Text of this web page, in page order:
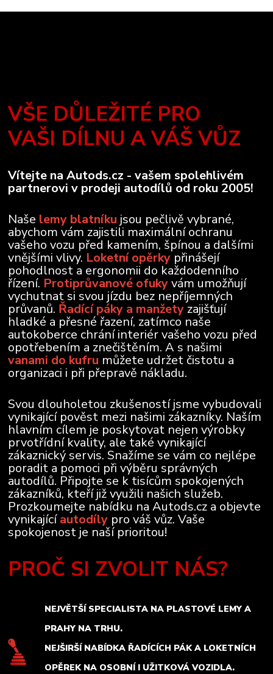
VŠE DŮLEŽITÉ PRO
VAŠI DÍLNU A VÁŠ VŮZ
Vítejte na Autods.cz - vašem spolehlivém
partnerovi v prodeji autodílů od roku 2005!
Naše lemy blatníku jsou pečlivě vybrané,
abychom vám zajistili maximální ochranu
vašeho vozu před kamením, špínou a dalšími
vnějšími vlivy. Loketní opěrky přinášejí
pohodlnost a ergonomii do každodenního
řízení. Protiprůvanové ofukyvám umožňují
vychutnat si svou jízdu bez nepříjemných
průvanů. Řadící páky a manžety zajišťují
hladké a přesné řazení, zatímco naše
autokoberce chrání interiér vašeho vozu před
opotřebením a znečištěním. A s našimi
vanami do kufru můžete udržet čistotu a
organizaci i při přepravě nákladu.
Svou dlouholetou zkušeností jsme vybudovali
vynikající pověst mezi našimi zákazníky. Naším
hlavním cílem je poskytovat nejen výrobky
prvotřídní kvality, ale také vynikající
zákaznický servis. Snažíme se vám co nejlépe
poradit a pomoci při výběru správných
autodílů. Připojte se k tisícům spokojených
zákazníků, kteří již využili našich služeb.
Prozkoumejte nabídku na Autods.cz a objevte
vynikajícíautodíly pro váš vůz. Vaše
spokojenost je naší prioritou!
PROČ SI ZVOLIT NÁS?
NEJVĚTŠÍ SPECIALISTA NA PLASTOVÉ LEMY A
PRAHY NA TRHU.
NEJŠIRŠÍ NABÍDKA ŘADÍCÍCH PÁK A LOKETNÍCH
OPĚREK NA OSOBNÍ I UŽITKOVÁ VOZIDLA.